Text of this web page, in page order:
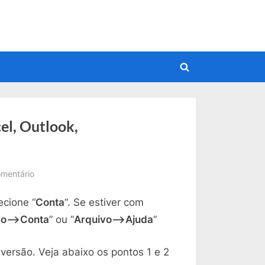
Toggle
Outlook,
em
Ver
a
do
“Conta“. Se estiver com
” ou “Arquivo–>Ajuda“
Veja abaixo os pontos 1 e 2